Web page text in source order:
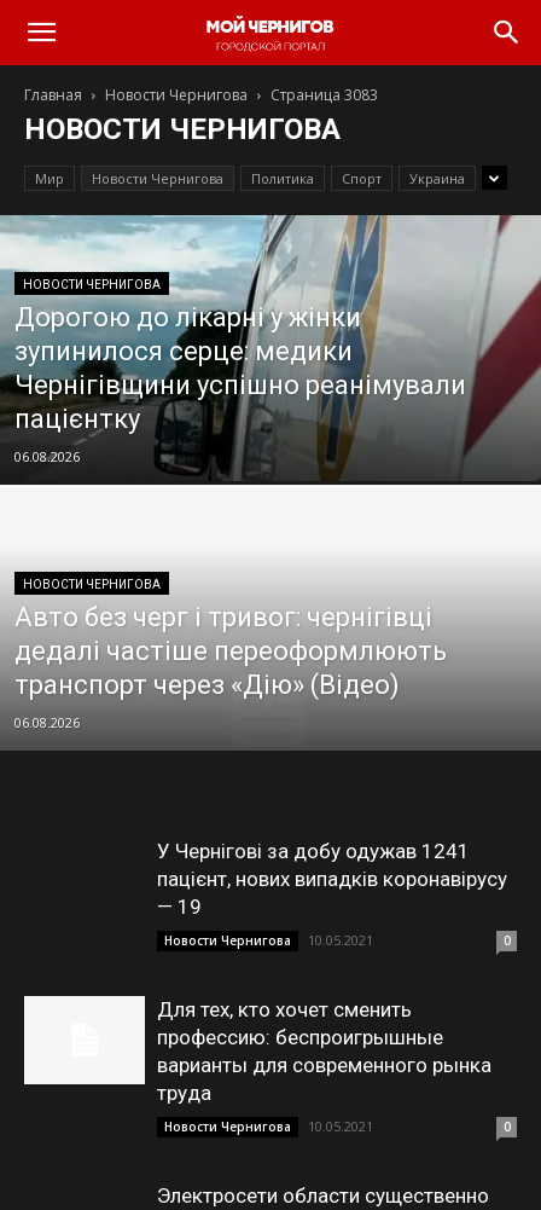
Главная Новости Чернигова Страница 3083
НОВОСТИ ЧЕРНИГОВА
Мир Новости Чернигова Политика Спорт Украина
НОВОСТИ ЧЕРНИГОВА
Дорогою до лікарні у жінки
зупинилося серце: медики
Чернігівщини успішно реанімували
пацієнтку
06.08.2026
НОВОСТИ ЧЕРНИГОВА
Авто без черг і тривог: чернігівці
дедалі частіше переоформлюють
транспорт через «Дію» (Відео)
06.08.2026
У Чернігові за добу одужав 1241
пацієнт, нових випадків коронавірусу
— 19
Новости Чернигова 10.05.2021 0
Для тех, кто хочет сменить
профессию: беспроигрышные
варианты для современного рынка
труда
Новости Чернигова 10.05.2021 0
Электросети области существенно